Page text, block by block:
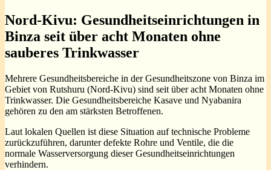
Nord-Kivu: Gesundheitseinrichtungen in
Binza seit über acht Monaten ohne
sauberes Trinkwasser
Mehrere Gesundheitsbereiche in der Gesundheitszone von Binza im
Gebiet von Rutshuru (Nord-Kivu) sind seit über acht Monaten ohne
Trinkwasser. Die Gesundheitsbereiche Kasave und Nyabanira
gehören zu den am stärksten Betroffenen.
Laut lokalen Quellen ist diese Situation auf technische Probleme
zurückzuführen, darunter defekte Rohre und Ventile, die die
normale Wasserversorgung dieser Gesundheitseinrichtungen
verhindern.